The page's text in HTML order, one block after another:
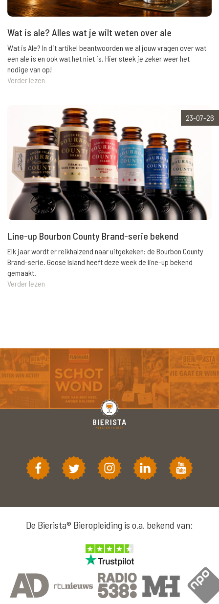
Wat is ale? Alles wat je wilt weten over ale
Wat is Ale? In dit artikel beantwoorden we al jouw vragen over wat
een ale is en ook wat het niet is. Hier steek je zeker weer het
nodige van op!
Verder lezen
23-07-26
Line-up Bourbon County Brand-serie bekend
Elk jaar wordt er reikhalzend naar uitgekeken: de Bourbon County
Brand-serie. Goose Island heeft deze week de line-up bekend
gemaakt.
Verder lezen
De Bierista® Bieropleiding is o.a. bekend van: